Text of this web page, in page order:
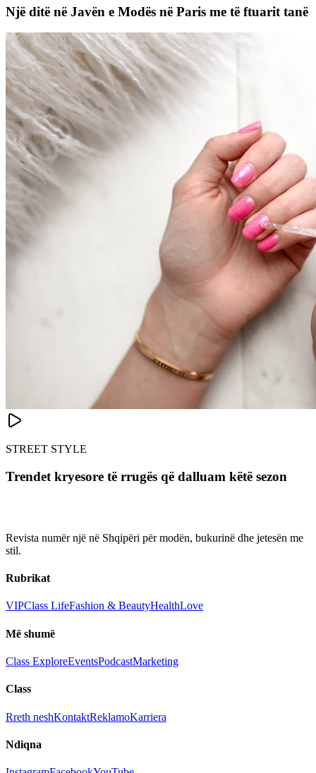
Një ditë në Javën e Modës në Paris me të ftuarit tanë
STREET STYLE
Trendet kryesore të rrugës që dalluam këtë sezon
Revista numër një në Shqipëri për modën, bukurinë dhe jetesën me
stil.
Rubrikat
VIPClass LifeFashion & BeautyHealthLove
Më shumë
Class ExploreEventsPodcastMarketing
Class
Rreth neshKontaktReklamoKarriera
Ndiqna